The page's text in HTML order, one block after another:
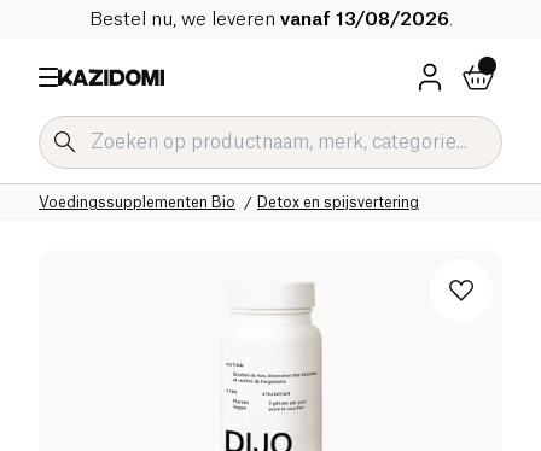
Bestel nu, we leveren vanaf 13/08/2026
Detox en spijsvertering
Voedingssupplementen Bio
Welzijn & Gezondheid
Onze biologische catalogus
Home